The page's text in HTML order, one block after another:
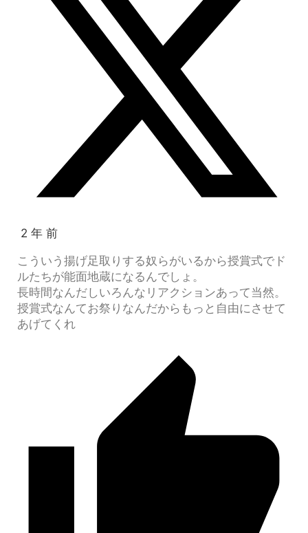
2 年 前
こういう揚げ足取りする奴らがいるから授賞式でド
ルたちが能面地蔵になるんでしょ。
長時間なんだしいろんなリアクションあって当然。
授賞式なんてお祭りなんだからもっと自由にさせて
あげてくれ